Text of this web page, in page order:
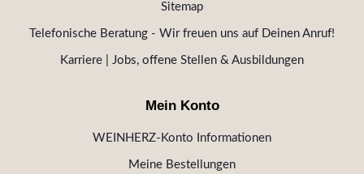
Sitemap
Telefonische Beratung - Wir freuen uns auf Deinen Anruf!
Karriere | Jobs, offene Stellen & Ausbildungen
Mein Konto
WEINHERZ-Konto Informationen
Meine Bestellungen